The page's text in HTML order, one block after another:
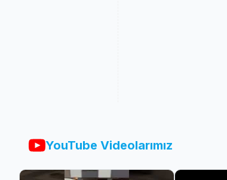
YouTube Videolarımız